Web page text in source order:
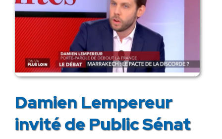
Damien Lempereur
invité de Public Sénat